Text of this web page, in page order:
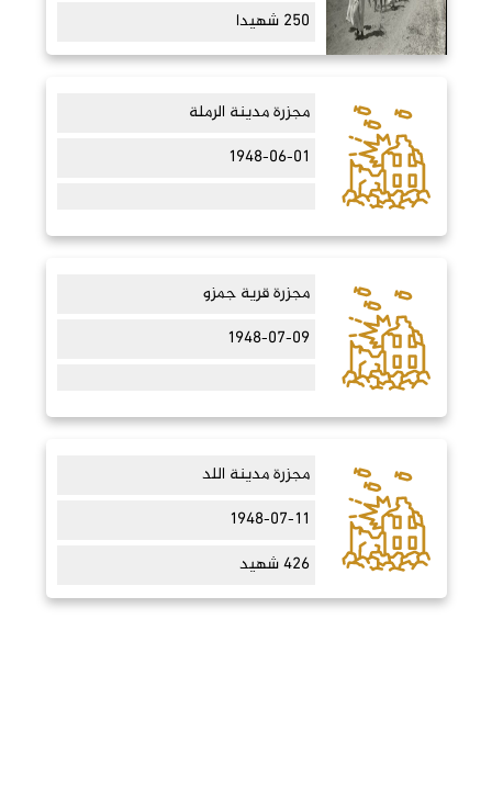
250 شهيدا
مجزرة مدينة الرملة
1948-06-01
مجزرة قرية جمزو
1948-07-09
مجزرة مدينة اللد
1948-07-11
426 شهيد